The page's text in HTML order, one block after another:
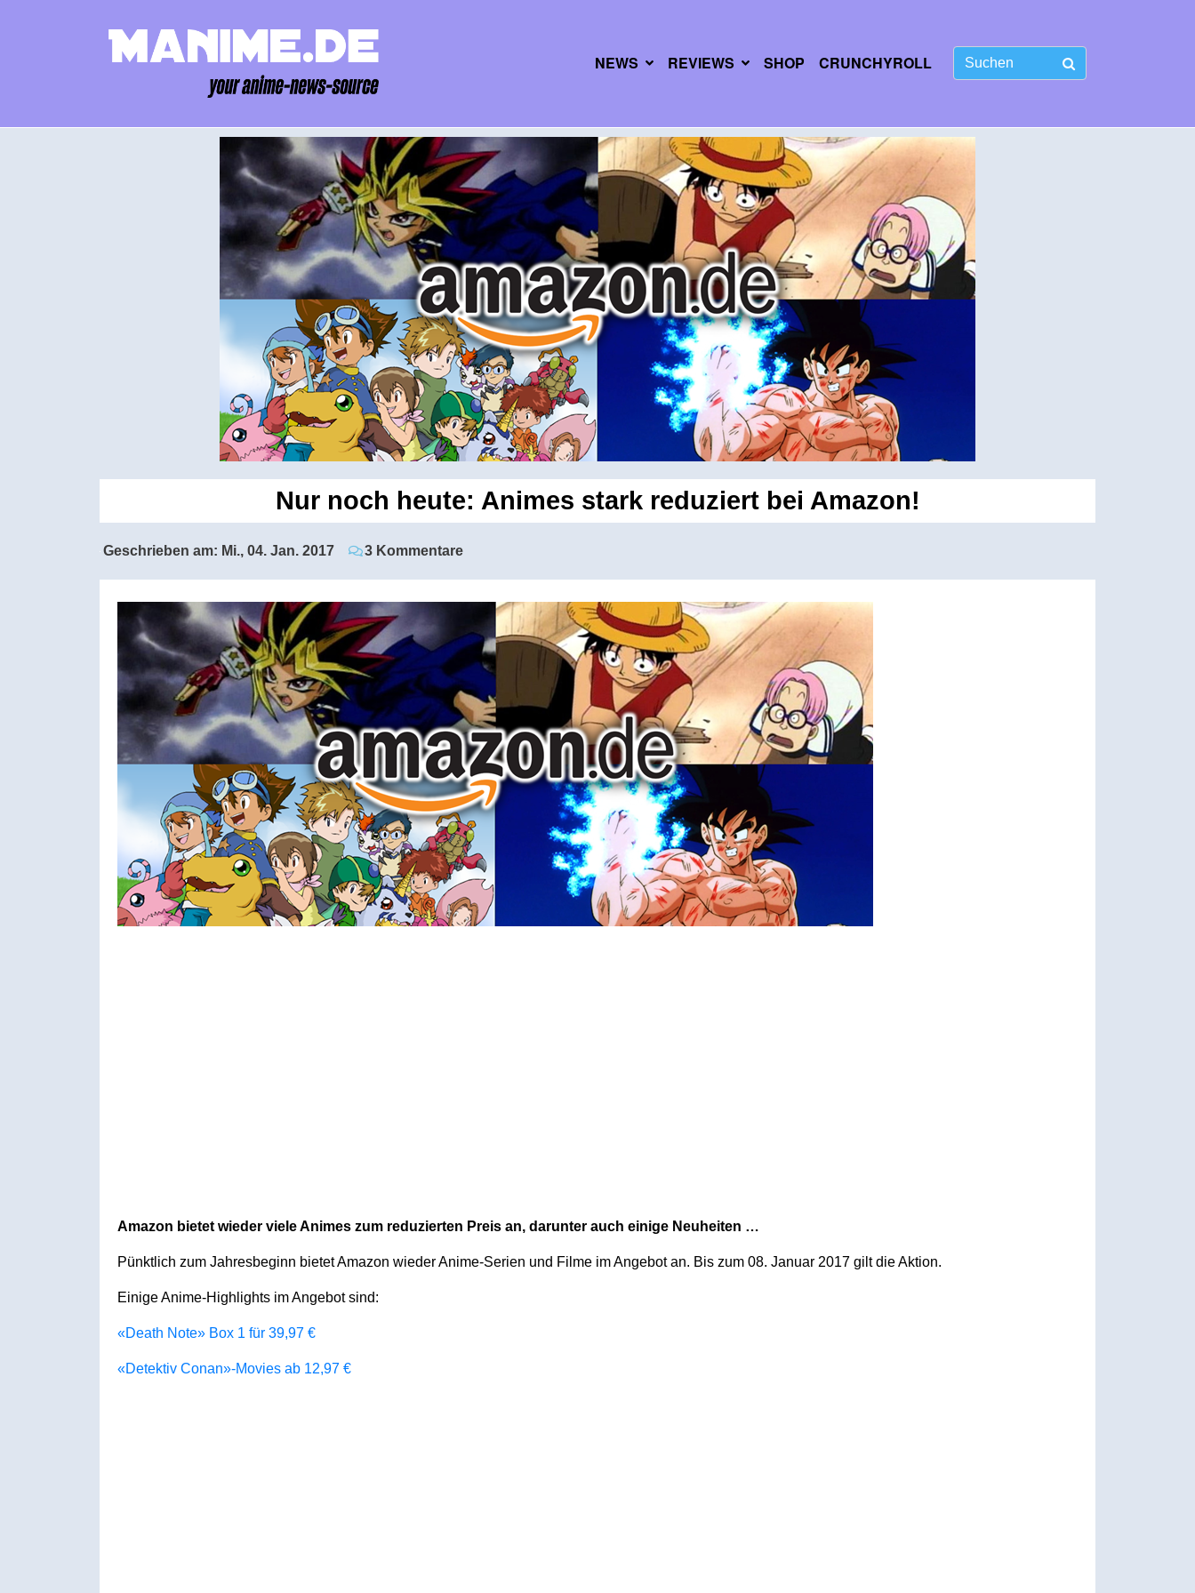
NEWS REVIEWS SHOP CRUNCHYROLL
Nur noch heute: Animes stark reduziert bei Amazon!
Geschrieben am: Mi., 04. Jan. 2017 3 Kommentare
Amazon bietet wieder viele Animes zum reduzierten Preis an, darunter auch einige Neuheiten …
Pünktlich zum Jahresbeginn bietet Amazon wieder Anime-Serien und Filme im Angebot an. Bis zum 08. Januar 2017 gilt die Aktion.
Einige Anime-Highlights im Angebot sind:
«Death Note» Box 1 für 39,97 €
«Detektiv Conan»-Movies ab 12,97 €